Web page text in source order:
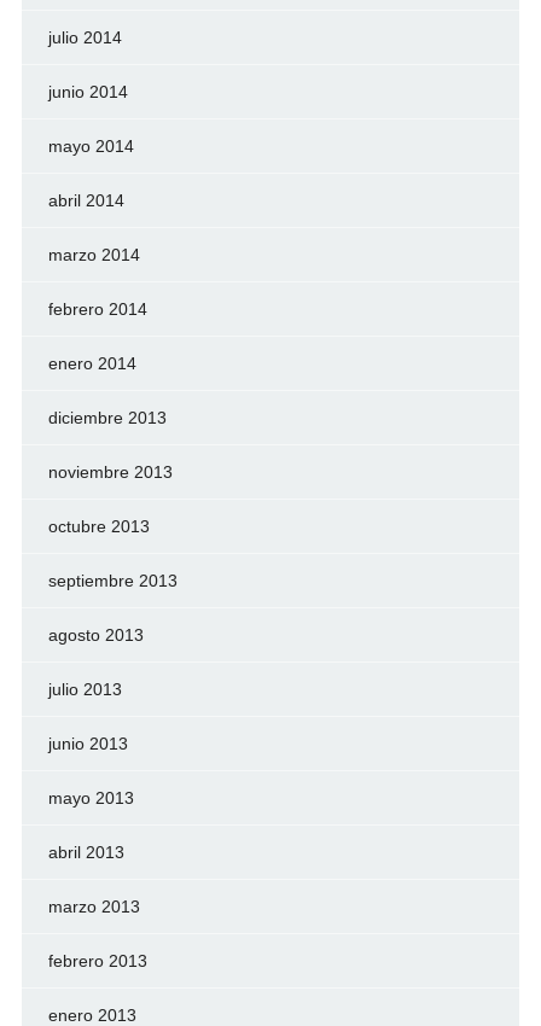
julio 2014
junio 2014
mayo 2014
abril 2014
marzo 2014
febrero 2014
enero 2014
diciembre 2013
noviembre 2013
octubre 2013
septiembre 2013
agosto 2013
julio 2013
junio 2013
mayo 2013
abril 2013
marzo 2013
febrero 2013
enero 2013